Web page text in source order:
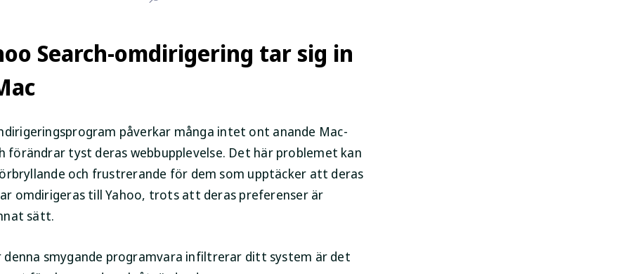
Search-omdirigering tar sig in
påverkar många intet ont anande Mac-
förändrar tyst deras webbupplevelse. Det här problemet kan
och frustrerande för dem som upptäcker att deras
omdirigeras till Yahoo, trots att deras preferenser är
sätt.
smygande programvara infiltrerar ditt system är det